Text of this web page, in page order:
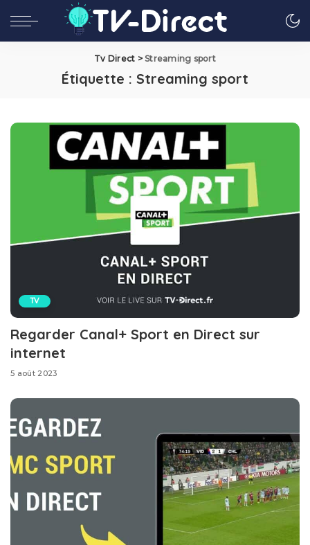
Tv Direct >Streaming sport
Étiquette : Streaming sport
TV
Regarder Canal+ Sport en Direct sur
internet
5 août 2023